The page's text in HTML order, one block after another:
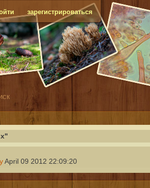
зарегистрироваться
April 09 2012 22:09:20